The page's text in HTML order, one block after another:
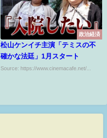
政治経済
松山ケンイチ主演「テミスの不
確かな法廷」1月スタート
Source: https://www.cinemacafe.net/...